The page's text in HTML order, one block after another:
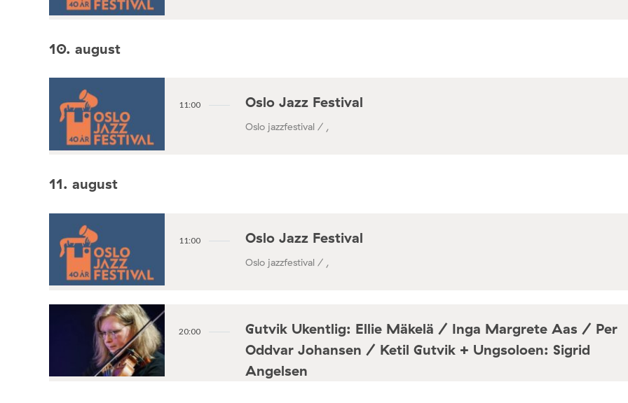
10. august
11:00 Oslo Jazz Festival
Oslo jazzfestival / ,
11. august
11:00 Oslo Jazz Festival
Oslo jazzfestival / ,
20:00
Gutvik Ukentlig: Ellie Mäkelä / Inga Margrete Aas / Per
Oddvar Johansen / Ketil Gutvik + Ungsoloen: Sigrid
Angelsen